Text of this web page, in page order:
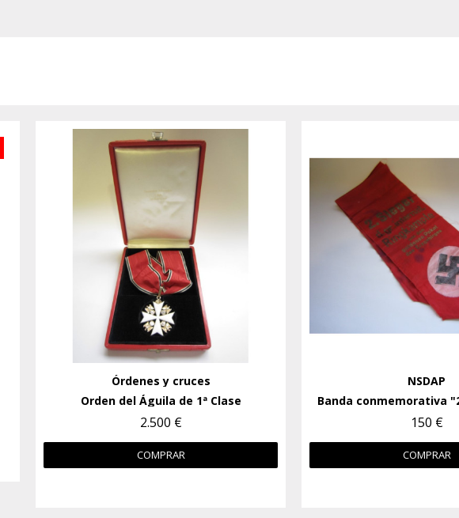
Órdenes y cruces
Orden del Águila de 1ª Clase
2.500 €
COMPRAR
NSDAP
150 €
COMPRAR